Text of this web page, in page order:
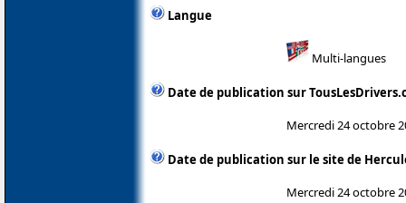
Langue
Multi-langues
Date de publication sur
Mercredi 24 octobre
Date de publication sur le site de
Mercredi 24 octobre